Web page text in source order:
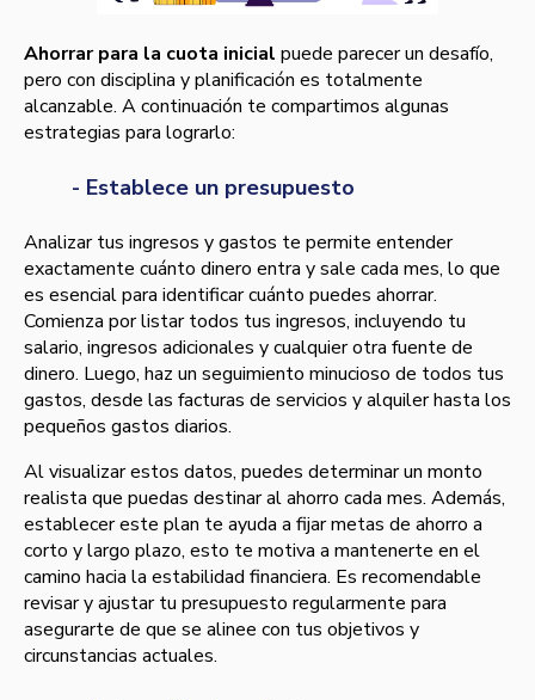
Ahorrar para la cuota inicial puede parecer un desafío,
pero con disciplina y planificación es totalmente
alcanzable. A continuación te compartimos algunas
estrategias para lograrlo:
- Establece un presupuesto
Analizar tus ingresos y gastos te permite entender
exactamente cuánto dinero entra y sale cada mes, lo que
es esencial para identificar cuánto puedes ahorrar.
Comienza por listar todos tus ingresos, incluyendo tu
salario, ingresos adicionales y cualquier otra fuente de
dinero. Luego, haz un seguimiento minucioso de todos tus
gastos, desde las facturas de servicios y alquiler hasta los
pequeños gastos diarios.
Al visualizar estos datos, puedes determinar un monto
realista que puedas destinar al ahorro cada mes. Además,
establecer este plan te ayuda a fijar metas de ahorro a
corto y largo plazo, esto te motiva a mantenerte en el
camino hacia la estabilidad financiera. Es recomendable
revisar y ajustar tu presupuesto regularmente para
asegurarte de que se alinee con tus objetivos y
circunstancias actuales.